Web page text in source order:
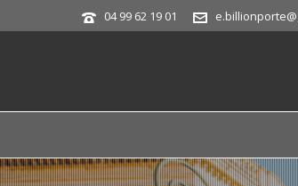
04 99 62 19 01